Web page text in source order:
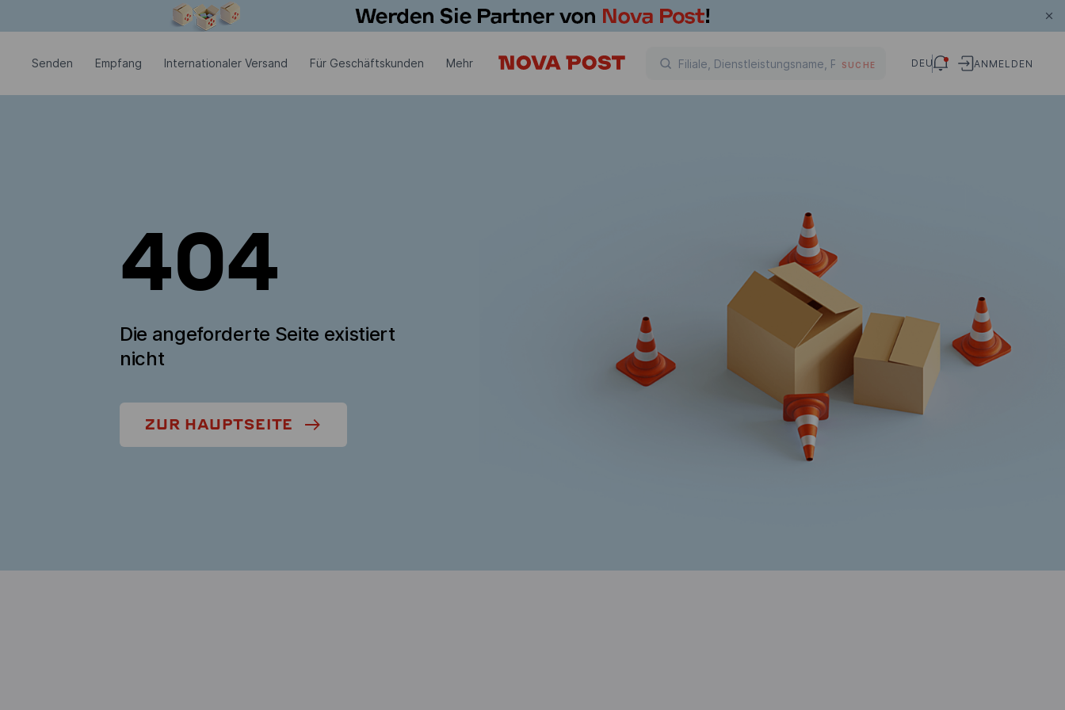
Senden Empfang Internationaler Versand Für Geschäftskunden Mehr SUCHE DEU ANMELDEN
404
Die angeforderte Seite existiert
nicht
ZUR HAUPTSEITE
Modales Fenster ist geöffnet